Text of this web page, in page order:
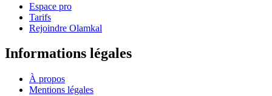
Espace pro
Tarifs
Rejoindre Olamkal
Informations légales
À propos
Mentions légales